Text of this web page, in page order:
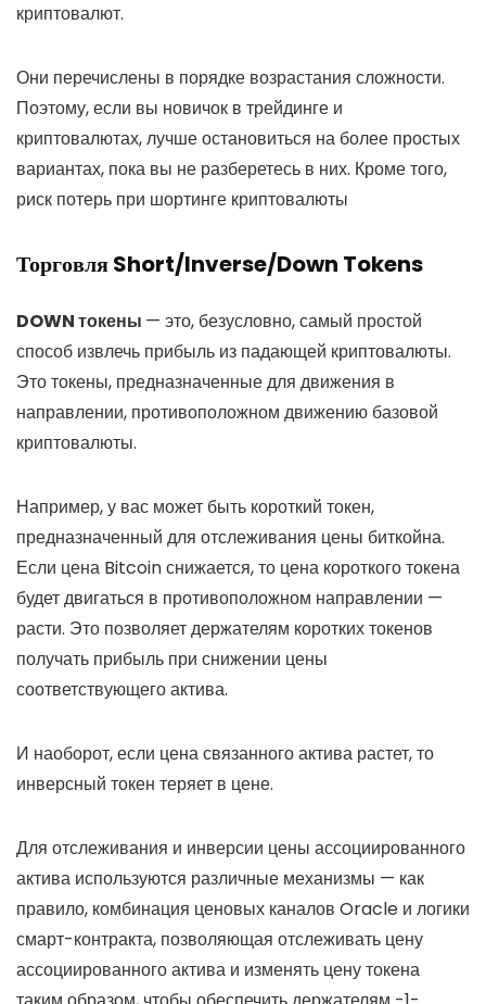
криптовалют.
Они перечислены в порядке возрастания сложности.
Поэтому, если вы новичок в трейдинге и
криптовалютах, лучше остановиться на более простых
вариантах, пока вы не разберетесь в них. Кроме того,
риск потерь при шортинге криптовалюты
Торговля Short/Inverse/Down Tokens
DOWN токены — это, безусловно, самый простой
способ извлечь прибыль из падающей криптовалюты.
Это токены, предназначенные для движения в
направлении, противоположном движению базовой
криптовалюты.
Например, у вас может быть короткий токен,
предназначенный для отслеживания цены биткойна.
Если цена Bitcoin снижается, то цена короткого токена
будет двигаться в противоположном направлении —
расти. Это позволяет держателям коротких токенов
получать прибыль при снижении цены
соответствующего актива.
И наоборот, если цена связанного актива растет, то
инверсный токен теряет в цене.
Для отслеживания и инверсии цены ассоциированного
актива используются различные механизмы — как
правило, комбинация ценовых каналов Oracle и логики
смарт-контракта, позволяющая отслеживать цену
ассоциированного актива и изменять цену токена